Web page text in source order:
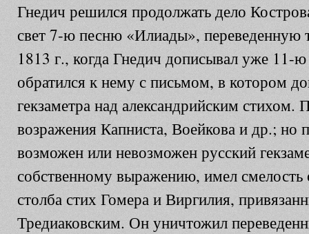
Гнедич решился продолжать дело
свет 7-ю песню «Илиады», переведенную
1813 г., когда Гнедич дописывал уже 11-
обратился к нему с письмом, в котором
гекзаметра над александрийским стихом.
возражения Капниста, Воейкова и др.; но
возможен или невозможен русский
собственному выражению, имел смелость
столба стих Гомера и Виргилия,
Тредиаковским. Он уничтожил